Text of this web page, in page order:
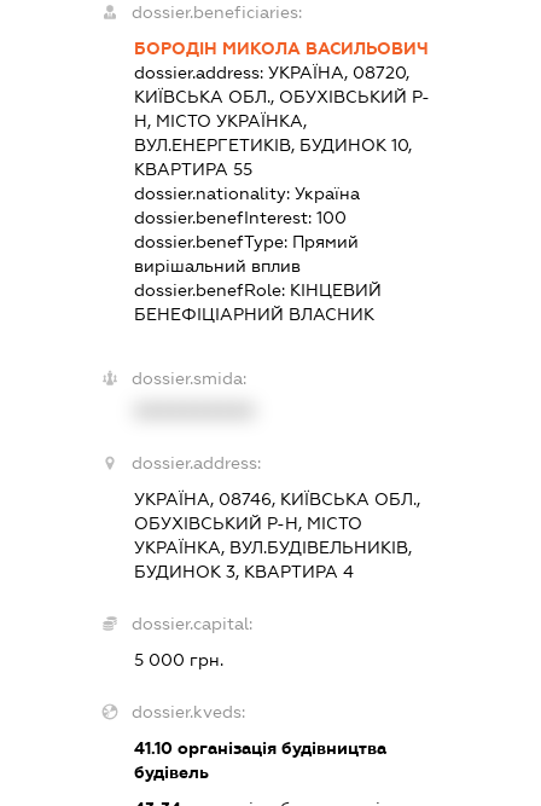
dossier.beneficiaries:
БОРОДІН МИКОЛА ВАСИЛЬОВИЧ
dossier.address:УКРАЇНА, 08720,
КИЇВСЬКА ОБЛ., ОБУХІВСЬКИЙ Р-
Н, МІСТО УКРАЇНКА,
ВУЛ.ЕНЕРГЕТИКІВ, БУДИНОК 10,
КВАРТИРА 55
dossier.nationality:Україна
dossier.benefInterest:100
dossier.benefType: Прямий
вирішальний вплив
dossier.benefRole: КІНЦЕВИЙ
БЕНЕФІЦІАРНИЙ ВЛАСНИК
dossier.smida:
dossier.address:
УКРАЇНА, 08746, КИЇВСЬКА ОБЛ.,
ОБУХІВСЬКИЙ Р-Н, МІСТО
УКРАЇНКА, ВУЛ.БУДІВЕЛЬНИКІВ,
БУДИНОК 3, КВАРТИРА 4
dossier.capital:
5 000 грн.
dossier.kveds:
41.10 організація будівництва
будівель